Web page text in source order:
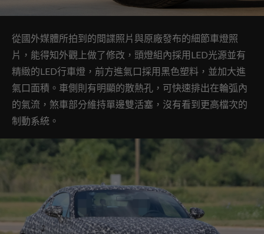
從國外媒體所拍到的間諜照片與原廠發布的細節車燈照
片，能得知外觀上做了修改，頭燈組內採用LED光源並有
精緻的LED行車燈，前方進氣口採用黑色塑料，並加大進
氣口面積。車側則有明顯的散熱孔，可快速排出在輪弧內
的氣流，煞車部分維持單邊雙活塞，沒有看到更高檔次的
制動系統。